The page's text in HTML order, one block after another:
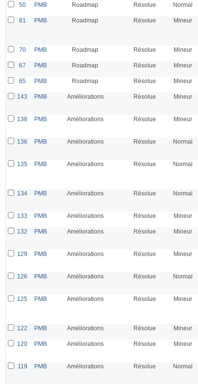
50 PMB Roadmap Résolue Normal
81 PMB Roadmap Résolue Mineur
70 PMB Roadmap Résolue Mineur
67 PMB Roadmap Résolue Mineur
65 PMB Roadmap Résolue Mineur
143 PMB Améliorations Résolue Mineur
138 PMB Améliorations Résolue Mineur
136 PMB Améliorations Résolue Normal
135 PMB Améliorations Résolue Normal
134 PMB Améliorations Résolue Normal
133 PMB Améliorations Résolue Mineur
132 PMB Améliorations Résolue Mineur
129 PMB Améliorations Résolue Mineur
126 PMB Améliorations Résolue Normal
125 PMB Améliorations Résolue Mineur
122 PMB Améliorations Résolue Mineur
120 PMB Améliorations Résolue Mineur
119 PMB Améliorations Résolue Normal